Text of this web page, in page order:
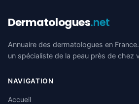
Dermatologues.net
Annuaire des dermatologues en
un spécialiste de la peau près de chez
NAVIGATION
Accueil